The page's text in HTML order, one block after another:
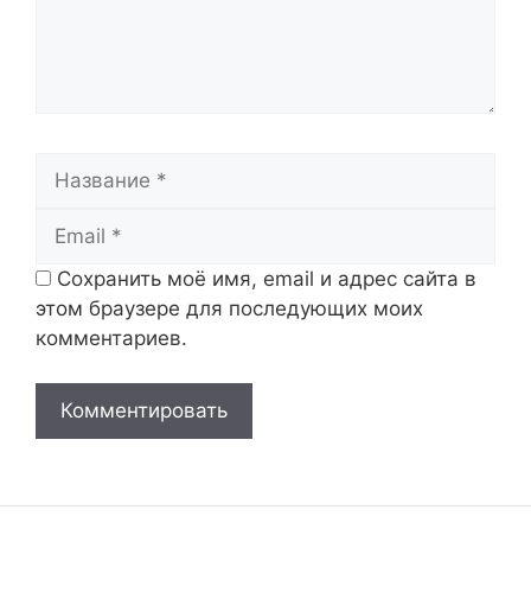
Сохранить моё имя, email и адрес сайта в
этом браузере для последующих моих
комментариев.